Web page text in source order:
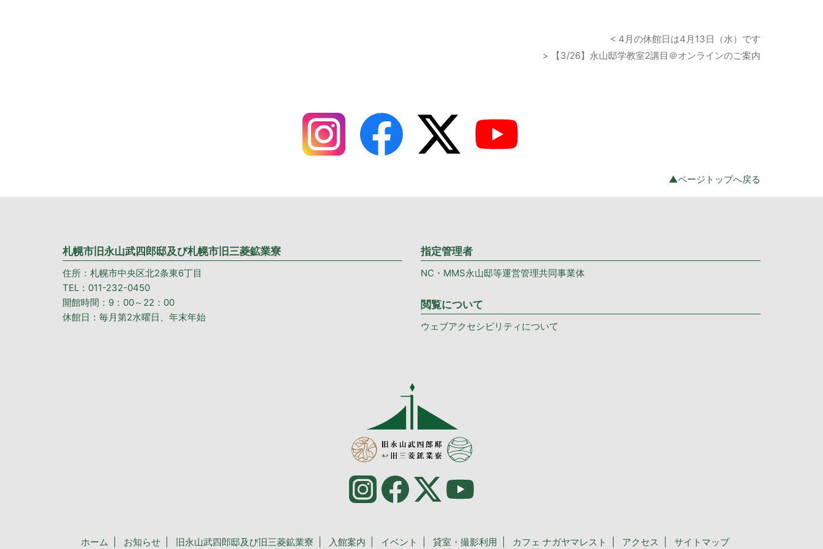
< 4月の休館日は4月13日（水）です
> 【3/26】永山邸学教室2講目＠オンラインのご案内
▲ページトップへ戻る
札幌市旧永山武四郎邸及び札幌市旧三菱鉱業寮
住所：札幌市中央区北2条東6丁目
TEL：011-232-0450
開館時間：9：00～22：00
休館日：毎月第2水曜日、年末年始
指定管理者
NC・MMS永山邸等運営管理共同事業体
閲覧について
ウェブアクセシビリティについて
ホーム お知らせ 旧永山武四郎邸及び旧三菱鉱業寮 入館案内 イベント 貸室・撮影利用 カフェ ナガヤマレスト アクセス サイトマップ